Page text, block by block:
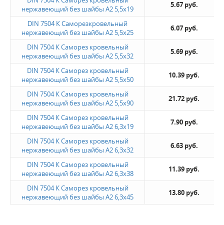
нержавеющий без шайбы А2 5,5х19
5.67 руб.
DIN 7504 К Саморезкровельный
нержавеющий без шайбы А2 5,5х25
6.07 руб.
DIN 7504 К Саморез кровельный
нержавеющий без шайбы А2 5,5х32
5.69 руб.
DIN 7504 К Саморез кровельный
нержавеющий без шайбы А2 5,5х50
10.39 руб.
DIN 7504 К Саморез кровельный
нержавеющий без шайбы А2 5,5х90
21.72 руб.
DIN 7504 К Саморез кровельный
нержавеющий без шайбы А2 6,3х19
7.90 руб.
DIN 7504 К Саморез кровельный
нержавеющий без шайбы А2 6,3х32
6.63 руб.
DIN 7504 К Саморез кровельный
нержавеющий без шайбы А2 6,3х38
11.39 руб.
DIN 7504 К Саморез кровельный
нержавеющий без шайбы А2 6,3х45
13.80 руб.